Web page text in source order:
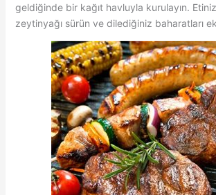
geldiğinde bir kağıt havluyla kurulayın.
zeytinyağı sürün ve dilediğiniz baharatları